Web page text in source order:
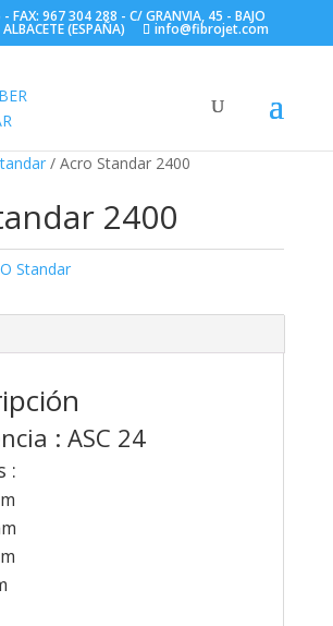
FAX: 967 304 288 - C/ GRANVIA, 45 - BAJO
(ESPAÑA) info@fibrojet.com
/ Acro Standar 2400
2400
Standar
: ASC 24
: